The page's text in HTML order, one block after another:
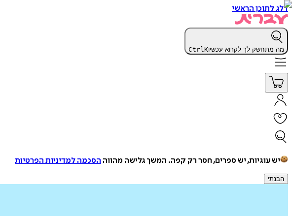
דלג לתוכן הראשי
מה מתחשק לך לקרוא עכשיו CtrlK
יש עוגיות, יש ספרים, חסר רק קפה. המשך גלישה מהווה הסכמה למדיניות הפרטיות
הבנתי